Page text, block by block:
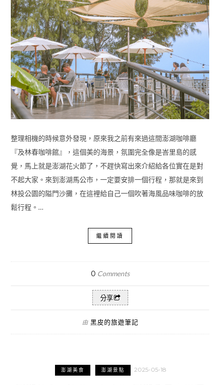
整理相機的時候意外發現，原來我之前有來過這間澎湖咖啡廳
『及林春咖啡館』，這個美的海景，氛圍完全像是峇里島的感
覺，馬上就是澎湖花火節了，不趕快寫出來介紹給各位實在是對
不起大家。來到澎湖馬公市，一定要安排一個行程，那就是來到
林投公園的隘門沙攤，在這裡給自己一個吹著海風品味咖啡的放
鬆行程。…
繼續閱讀
0 Comments
分享
由 黑皮的旅遊筆記
澎湖美食 澎湖景點 2025-05-18